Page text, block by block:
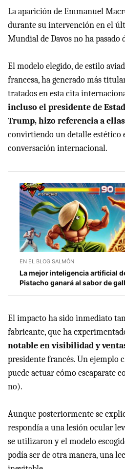
La aparición de Emmanuel
durante su intervención en el
Mundial de Davos no ha pasado
El modelo elegido, de estilo
francesa, ha generado más
tratados en esta cita
incluso el presidente de
Trump, hizo referencia a
convirtiendo un detalle estético
conversación internacional.
EN EL BLOG SALMÓN
La mejor inteligencia artificial
Pistacho ganará al sabor de
El impacto ha sido inmediato
fabricante, que ha
notable en visibilidad y
presidente francés. Un ejemplo
puede actuar cómo escaparate
no).
Aunque posteriormente se
respondía a una lesión ocular
se utilizaron y el modelo
podía ser de otra manera, una